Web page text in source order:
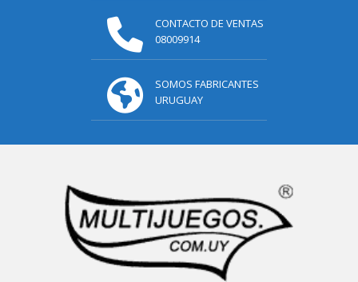
CONTACTO DE VENTAS
08009914
SOMOS FABRICANTES
URUGUAY